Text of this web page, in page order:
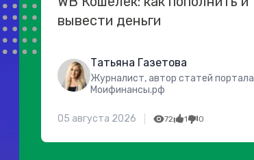
вывести деньги
Татьяна Газетова
Журналист, автор статей портала
Моифинансы.рф
05 августа 2026 72 1 0